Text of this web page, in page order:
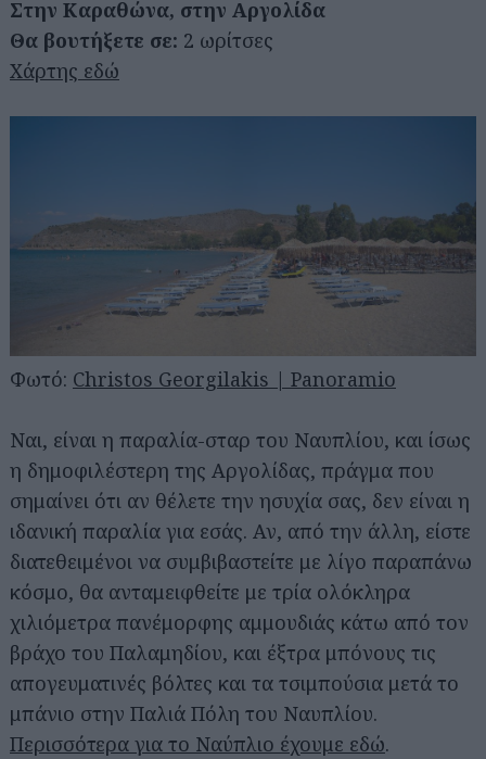
Στην Καραθώνα, στην Αργολίδα
Θα βουτήξετε σε: 2 ωρίτσες
Χάρτης εδώ
Φωτό: Christos Georgilakis | Panoramio
Ναι, είναι η παραλία-σταρ του Ναυπλίου, και ίσως
η δημοφιλέστερη της Αργολίδας, πράγμα που
σημαίνει ότι αν θέλετε την ησυχία σας, δεν είναι η
ιδανική παραλία για εσάς. Αν, από την άλλη, είστε
διατεθειμένοι να συμβιβαστείτε με λίγο παραπάνω
κόσμο, θα ανταμειφθείτε με τρία ολόκληρα
χιλιόμετρα πανέμορφης αμμουδιάς κάτω από τον
βράχο του Παλαμηδίου, και έξτρα μπόνους τις
απογευματινές βόλτες και τα τσιμπούσια μετά το
μπάνιο στην Παλιά Πόλη του Ναυπλίου.
Περισσότερα για το Ναύπλιο έχουμε εδώ.